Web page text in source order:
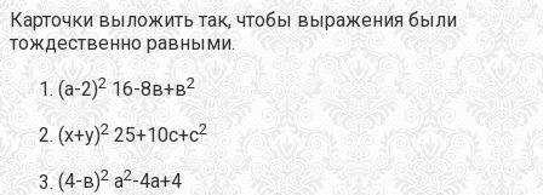
Карточки выложить так, чтобы выражения были
тождественно равными.
(а-2)2 16-8в+в2
(х+у)2 25+10с+с2
(4-в)2 а2-4а+4